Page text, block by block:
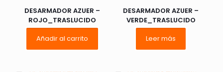
DESARMADOR AZUER –
ROJO_TRASLUCIDO
Añadir al carrito
DESARMADOR AZUER –
VERDE_TRASLUCIDO
Leer más